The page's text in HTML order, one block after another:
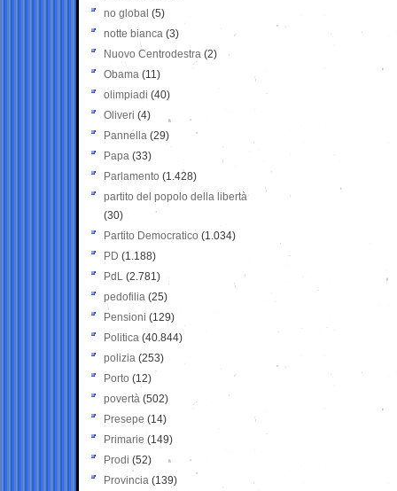
no global (5)
notte bianca (3)
Nuovo Centrodestra (2)
Obama (11)
olimpiadi (40)
Oliveri (4)
Pannella (29)
Papa (33)
Parlamento (1.428)
partito del popolo della libertà
(30)
Partito Democratico (1.034)
PD (1.188)
PdL (2.781)
pedofilia (25)
Pensioni (129)
Politica (40.844)
polizia (253)
Porto (12)
povertà (502)
Presepe (14)
Primarie (149)
Prodi (52)
Provincia (139)